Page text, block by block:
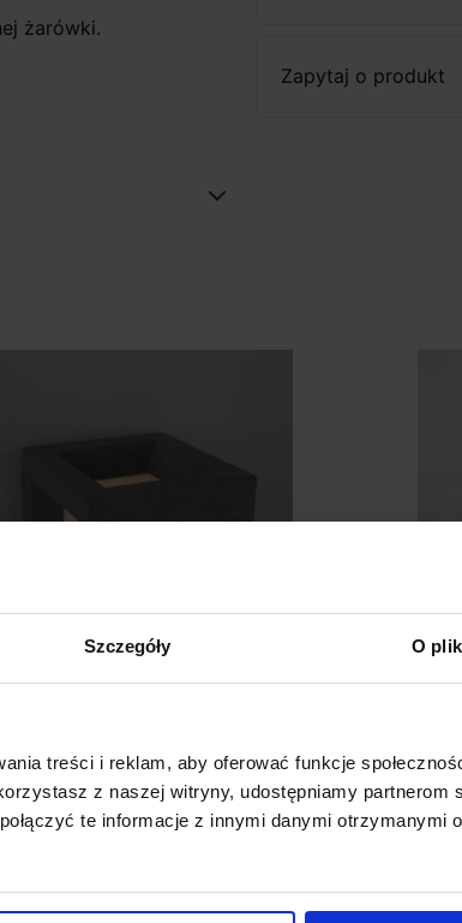
Szczegóły O
treści i reklam, aby oferować funkcje
z naszej witryny, udostępniamy partnerom
te informacje z innymi danymi otrzymanymi
Zapytaj o produkt
żarówki.
LE71585/6 kinkiet
IP65 beton
LUCES
276,00